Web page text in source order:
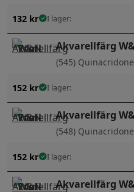
132 kr I lager:
Akvarellfärg
(545)
152 kr I lager:
Akvarellfärg
(548)
152 kr I lager:
Akvarellfärg